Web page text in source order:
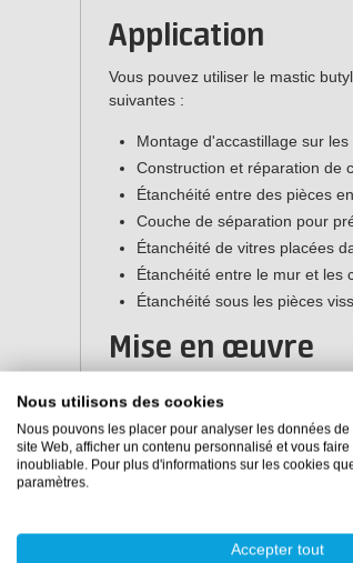
Application
Vous pouvez utiliser le mastic
suivantes :
Montage d'accastillage sur les
Construction et réparation de
Étanchéité entre des pièces
Couche de séparation pour
Étanchéité de vitres placées
Étanchéité entre le mur et les
Étanchéité sous les pièces
Mise en œuvre
Suivez les instructions ci-
Assurez-vous que les pièces à
légères traces d'humidité, d'huile
Appliquez le mastic en
Assemblez les pièces (lors de
Essuyez l'excédent de produit
Nous utilisons des cookies
Nous pouvons les placer pour analyser les données
site Web, afficher un contenu personnalisé et vous
inoubliable. Pour plus d'informations sur les cookies
paramètres.
Accepter tout